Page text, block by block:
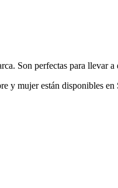
Son perfectas para llevar
y mujer están disponibles en